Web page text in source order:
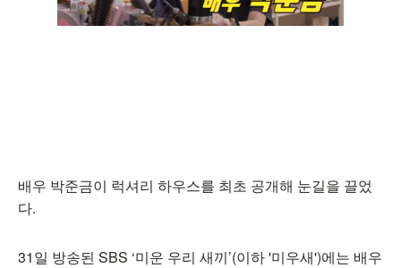
배우 박준금이 럭셔리 하우스를 최초 공개해 눈길을 끌었
다.
31일 방송된 SBS ‘미운 우리 새끼’(이하 '미우새')에는 배우